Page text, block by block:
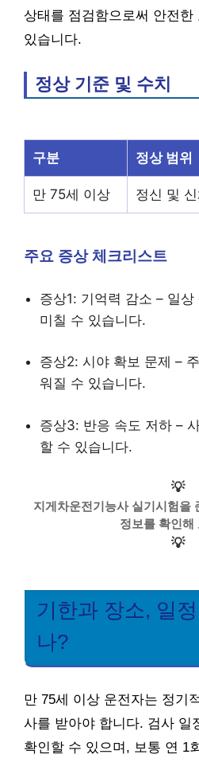
상태를 점검함으로써 안전
있습니다.
정상 기준 및 수치
구분 정상 범위
만 75세 이상 정신 및
주요 증상 체크리스트
증상1: 기억력 감소 – 일
미칠 수 있습니다.
증상2: 시야 확보 문제 –
워질 수 있습니다.
증상3: 반응 속도 저하 –
할 수 있습니다.
💡
지게차운전기능사 실기시험을
정보를 확인해
💡
기한과 장소, 일
나?
만 75세 이상 운전자는 정기
사를 받아야 합니다. 검사 일
확인할 수 있으며, 보통 연 1